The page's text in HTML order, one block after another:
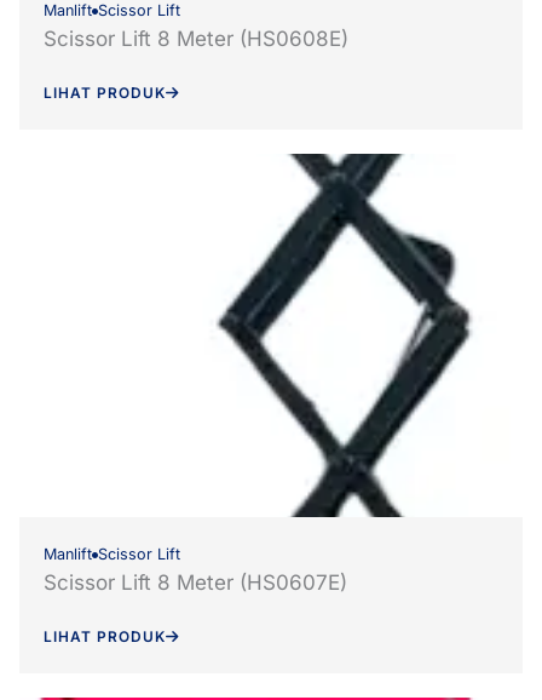
Manlift Scissor Lift
Scissor Lift 8 Meter (HS0608E)
LIHAT PRODUK
Manlift Scissor Lift
Scissor Lift 8 Meter (HS0607E)
LIHAT PRODUK